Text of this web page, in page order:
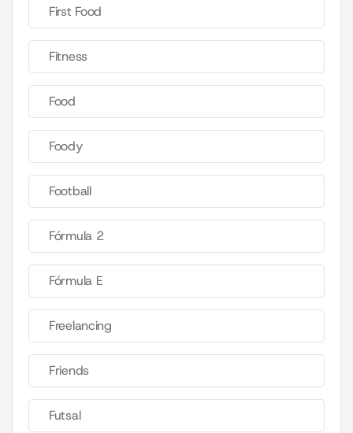
First Food
Fitness
Food
Foody
Football
Fórmula 2
Fórmula E
Freelancing
Friends
Futsal